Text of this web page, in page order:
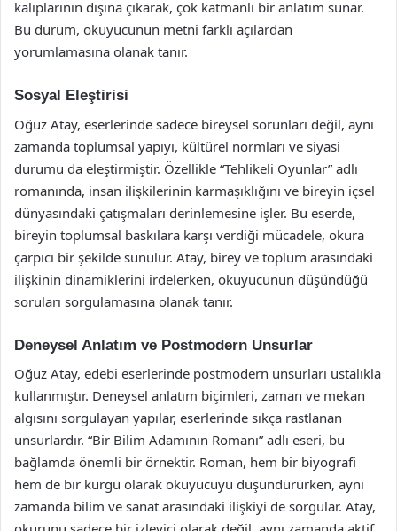
kalıplarının dışına çıkarak, çok katmanlı bir anlatım sunar.
Bu durum, okuyucunun metni farklı açılardan
yorumlamasına olanak tanır.
Sosyal Eleştirisi
Oğuz Atay, eserlerinde sadece bireysel sorunları değil, aynı
zamanda toplumsal yapıyı, kültürel normları ve siyasi
durumu da eleştirmiştir. Özellikle “Tehlikeli Oyunlar” adlı
romanında, insan ilişkilerinin karmaşıklığını ve bireyin içsel
dünyasındaki çatışmaları derinlemesine işler. Bu eserde,
bireyin toplumsal baskılara karşı verdiği mücadele, okura
çarpıcı bir şekilde sunulur. Atay, birey ve toplum arasındaki
ilişkinin dinamiklerini irdelerken, okuyucunun düşündüğü
soruları sorgulamasına olanak tanır.
Deneysel Anlatım ve Postmodern Unsurlar
Oğuz Atay, edebi eserlerinde postmodern unsurları ustalıkla
kullanmıştır. Deneysel anlatım biçimleri, zaman ve mekan
algısını sorgulayan yapılar, eserlerinde sıkça rastlanan
unsurlardır. “Bir Bilim Adamının Romanı” adlı eseri, bu
bağlamda önemli bir örnektir. Roman, hem bir biyografi
hem de bir kurgu olarak okuyucuyu düşündürürken, aynı
zamanda bilim ve sanat arasındaki ilişkiyi de sorgular. Atay,